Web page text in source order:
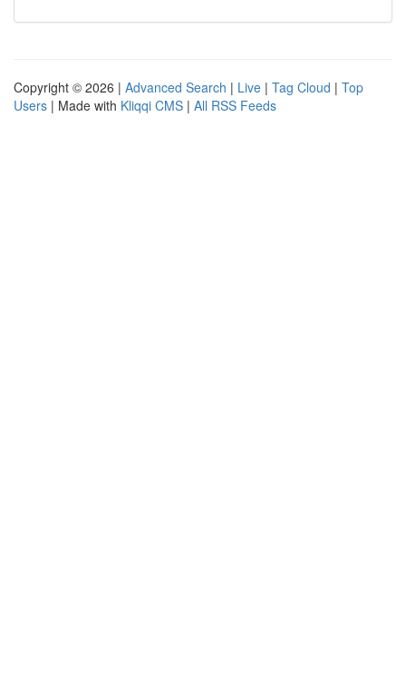
Copyright © 2026 | Advanced Search | Live | Tag Cloud | Top
Users | Made with Kliqqi CMS | All RSS Feeds